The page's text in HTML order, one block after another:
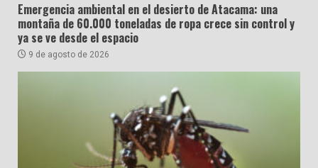
Emergencia ambiental en el desierto de Atacama: una
montaña de 60.000 toneladas de ropa crece sin control y
ya se ve desde el espacio
9 de agosto de 2026